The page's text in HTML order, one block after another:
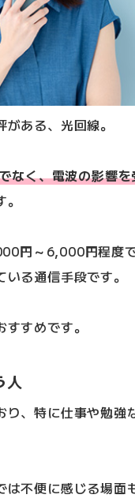
ある、光回線。
なく、電波の影響
円～6,000円程度
る通信手段です。
すめです。
人
、特に仕事や勉強
不便に感じる場面